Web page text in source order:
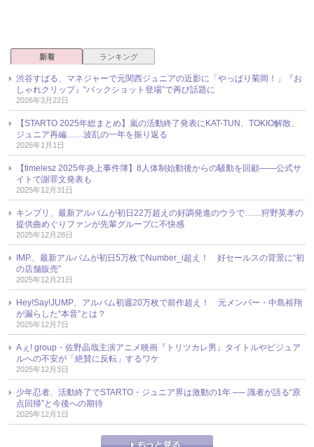
新着 ランキング
渋谷すばる、マネジャーで元関西ジュニアの近影に「やっぱり菊岡！」『お
しゃれクリップ』“バックショット登場”で再び話題に
2026年3月22日
【STARTO 2025年総まとめ】嵐の活動終了発表にKAT-TUN、TOKIO解散、
ジュニア再編……波乱の一年を振り返る
2026年1月1日
【timelesz 2025年炎上事件簿】8人体制始動後からの騒動を回顧――公式サ
イトで謝罪文発表も
2025年12月31日
キンプリ、最新アルバムが初日22万超えの好調発進のウラで……狩野英孝の
提供曲めぐりファンが先輩グループに不快感
2025年12月28日
IMP.、最新アルバムが初日5万枚でNumber_i超え！ 好セールスの背景に“初
の店舗販売”
2025年12月21日
Hey!Say!JUMP、アルバム初週20万枚で前作超え！ 元メンバー・中島裕翔
が漏らした“本音”とは？
2025年12月7日
Aぇ! group・佐野晶哉主演アニメ映画『トリツカレ男』タイトルやビジュア
ルへの不安が「絶賛に反転」するワケ
2025年12月3日
少年忍者、活動終了でSTARTO・ジュニア界は激動の1年 ── 識者が語る“原
点回帰”と今後への期待
2025年12月1日